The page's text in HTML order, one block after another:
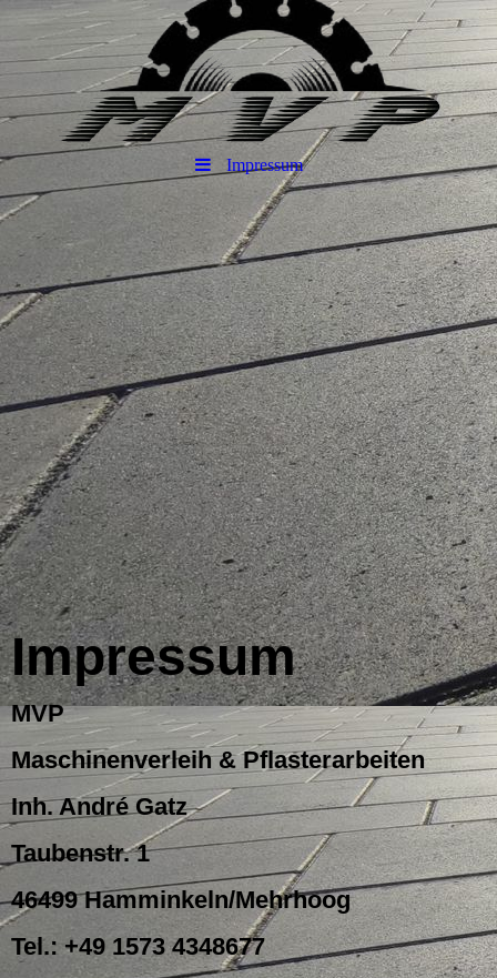
Impressum
Impressum
MVP
Maschinenverleih & Pflasterarbeiten
Inh. André Gatz
Taubenstr. 1
46499 Hamminkeln/Mehrhoog
Tel.: +49 1573 4348677